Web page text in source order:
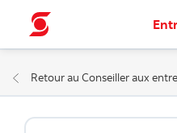
Retour au Conseiller aux